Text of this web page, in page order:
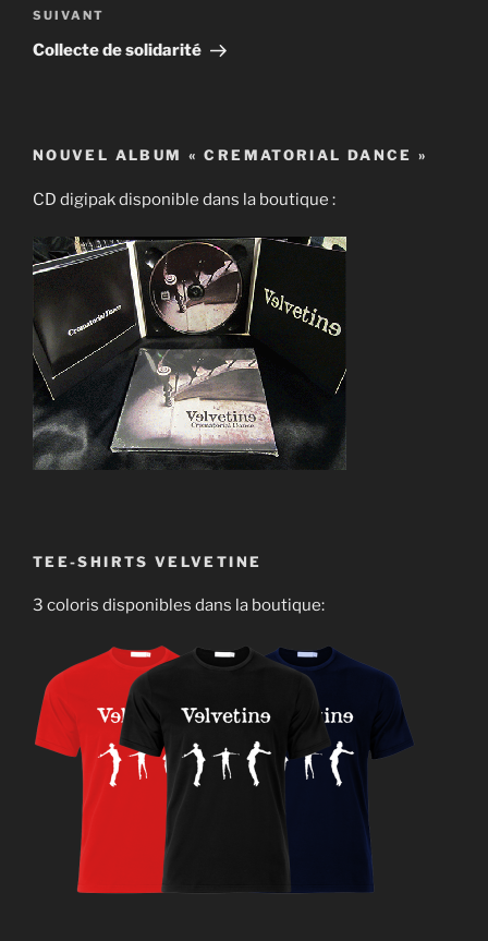
Article
suivant
SUIVANT
Collecte de solidarité
NOUVEL ALBUM « CREMATORIAL DANCE »
CD digipak disponible dans la boutique :
TEE-SHIRTS VELVETINE
3 coloris disponibles dans la boutique: